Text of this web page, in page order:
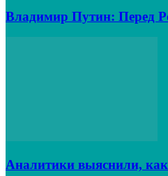
Владимир Путин: Перед
Аналитики выяснили,